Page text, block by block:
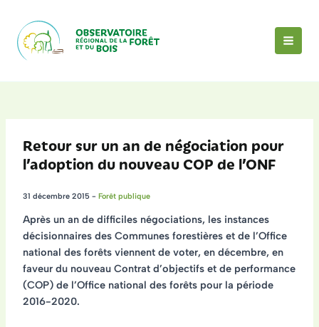
contenu
Retour sur un an de négociation pour
l’adoption du nouveau COP de l’ONF
31 décembre 2015 - Forêt publique
Après un an de difficiles négociations, les instances
décisionnaires des Communes forestières et de l’Office
national des forêts viennent de voter, en décembre, en
faveur du nouveau Contrat d’objectifs et de performance
(COP) de l’Office national des forêts pour la période
2016-2020.